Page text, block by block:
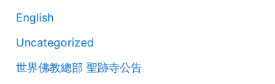
English
Uncategorized
世界佛教總部 聖跡寺公告